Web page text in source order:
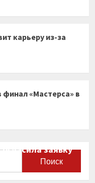
карьеру из-за
финал «Мастерса» в
заявку